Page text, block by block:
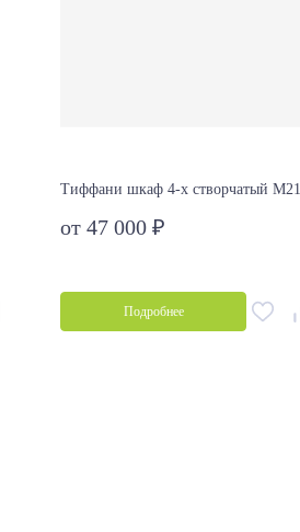
Тиффани шкаф 4-х створчатый М21
от 47 000 ₽
Подробнее